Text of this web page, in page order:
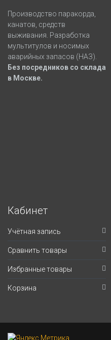
Производство паракорда,
канатов, средств
выживания. Разработка
мультитулов и носимых
аварийных запасов (НАЗ).
Без посредников со склада
в Москве.
Кабинет
Учётная запись
Сравнить товары
Избранные товары
Корзина